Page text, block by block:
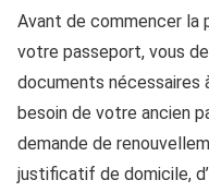
Avant de commencer la
votre passeport, vous
documents nécessaires
besoin de votre ancien
demande de
justificatif de domicile,